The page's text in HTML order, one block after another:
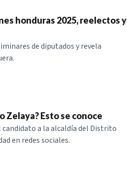
honduras 2025, reelectos y
de diputados y revela
Zelaya? Esto se conoce
candidato a la alcaldía del Distrito
en redes sociales.